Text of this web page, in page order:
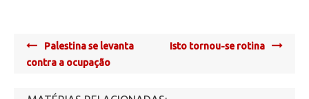
Post
navigation
Palestina se levanta
contra a ocupação
Isto tornou-se rotina